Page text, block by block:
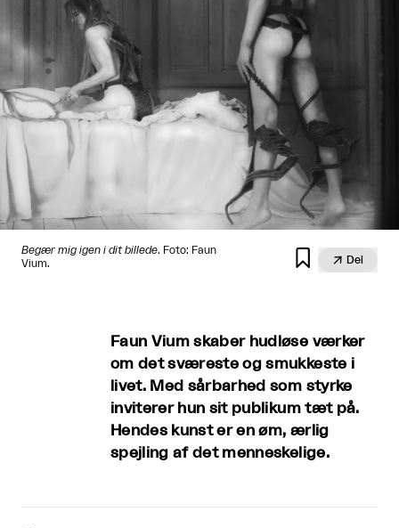
Begær mig igen i dit billede. Foto: Faun
Vium.
  Del
Faun Vium skaber hudløse værker
om det sværeste og smukkeste i
livet. Med sårbarhed som styrke
inviterer hun sit publikum tæt på.
Hendes kunst er en øm, ærlig
spejling af det menneskelige.